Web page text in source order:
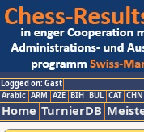
Logged on: Gast
Arabic ARM AZE BIH BUL CAT CHN
Home TurnierDB